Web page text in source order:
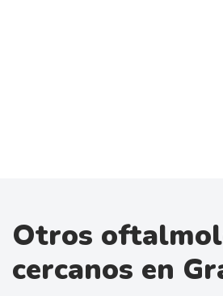
Otros
cercanos en